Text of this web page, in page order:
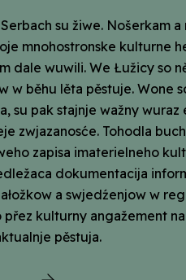
su žiwe. Nošerkam a
mnohostronske kulturne
dale wuwili. We Łužicy so
w běhu lěta pěstuje. Wone
su pak stajnje wažny wuraz
zwjazanosće. Tohodla
zapisa imaterielneho
dokumentacija
a swjedźenjow w
přez kulturny angažement
pěstuja.